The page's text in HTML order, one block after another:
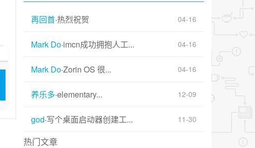
再回首·热烈祝贺 04-16
Mark Do·imcn成功拥抱人工... 04-16
Mark Do·Zorin OS 很... 04-16
养乐多·elementary... 12-09
god·写个桌面启动器创建工... 11-30
热门文章